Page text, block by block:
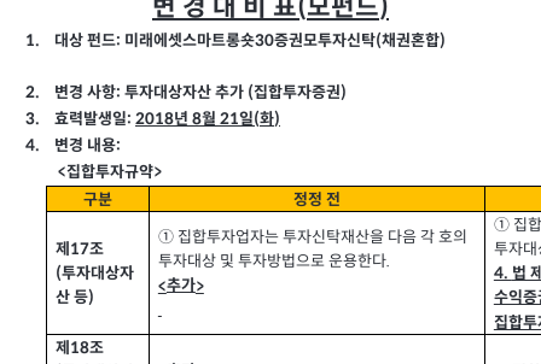
변 경 대 비 표(모펀드)
1. 대상 펀드: 미래에셋스마트롱숏30증권모투자신탁(채권혼합)
2. 변경 사항: 투자대상자산 추가 (집합투자증권)
3.
효력발생일: 2018년 8월 21일(화)
4.
변경 내용:
<집합투자규약>
구분
정정 전
제 17조
(투자대상자
산 등)
① 집합투자업자는 투자신탁재산을 다음 각 호의
투자대상 및 투자방법으로 운용한다.
<추가>
① 집합
투자대
4. 법
수익증
집합
제 18조